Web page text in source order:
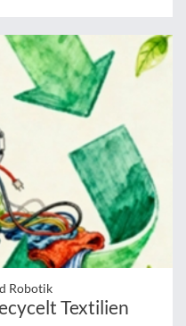
Robotik
Textilien